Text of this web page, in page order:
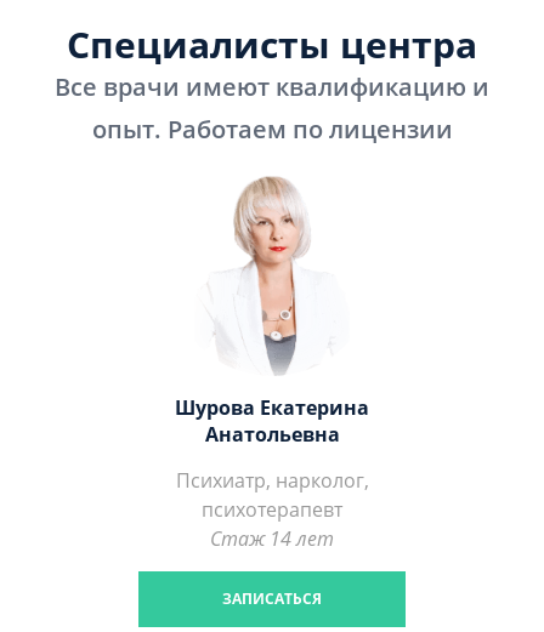
Специалисты центра
Все врачи имеют квалификацию и
опыт. Работаем по лицензии
Шурова Екатерина
Анатольевна
Психиатр, нарколог,
психотерапевт
Стаж 14 лет
ЗАПИСАТЬСЯ